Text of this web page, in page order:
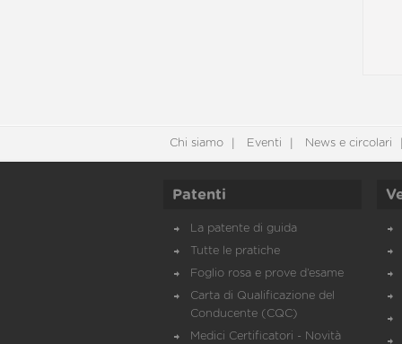
Chi siamo Eventi News e circolari
Patenti
La patente di guida
Tutte le pratiche
Foglio rosa e prove d’esame
Carta di Qualificazione del
Conducente (CQC)
Medici Certificatori - Novità